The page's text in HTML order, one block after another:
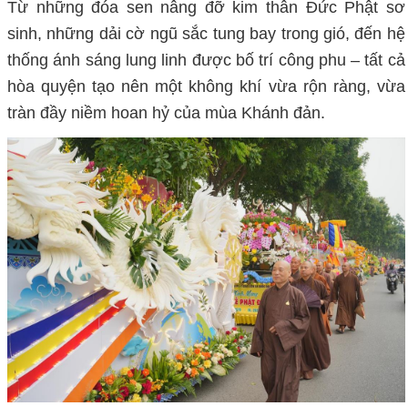
Từ những đóa sen nâng đỡ kim thân Đức Phật sơ
sinh, những dải cờ ngũ sắc tung bay trong gió, đến hệ
thống ánh sáng lung linh được bố trí công phu – tất cả
hòa quyện tạo nên một không khí vừa rộn ràng, vừa
tràn đầy niềm hoan hỷ của mùa Khánh đản.